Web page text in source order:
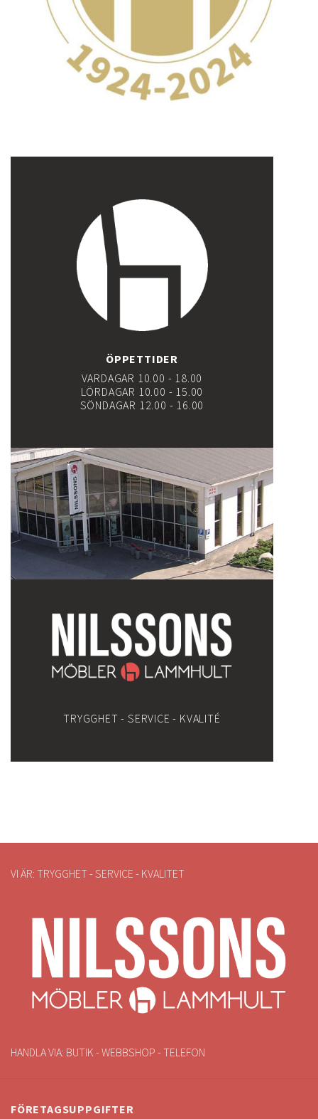
ÖPPETTIDER
VARDAGAR 10.00 - 18.00
LÖRDAGAR 10.00 - 15.00
SÖNDAGAR 12.00 - 16.00
TRYGGHET - SERVICE - KVALITÉ
VI ÄR: TRYGGHET - SERVICE - KVALITET
HANDLA VIA: BUTIK - WEBBSHOP - TELEFON
FÖRETAGSUPPGIFTER